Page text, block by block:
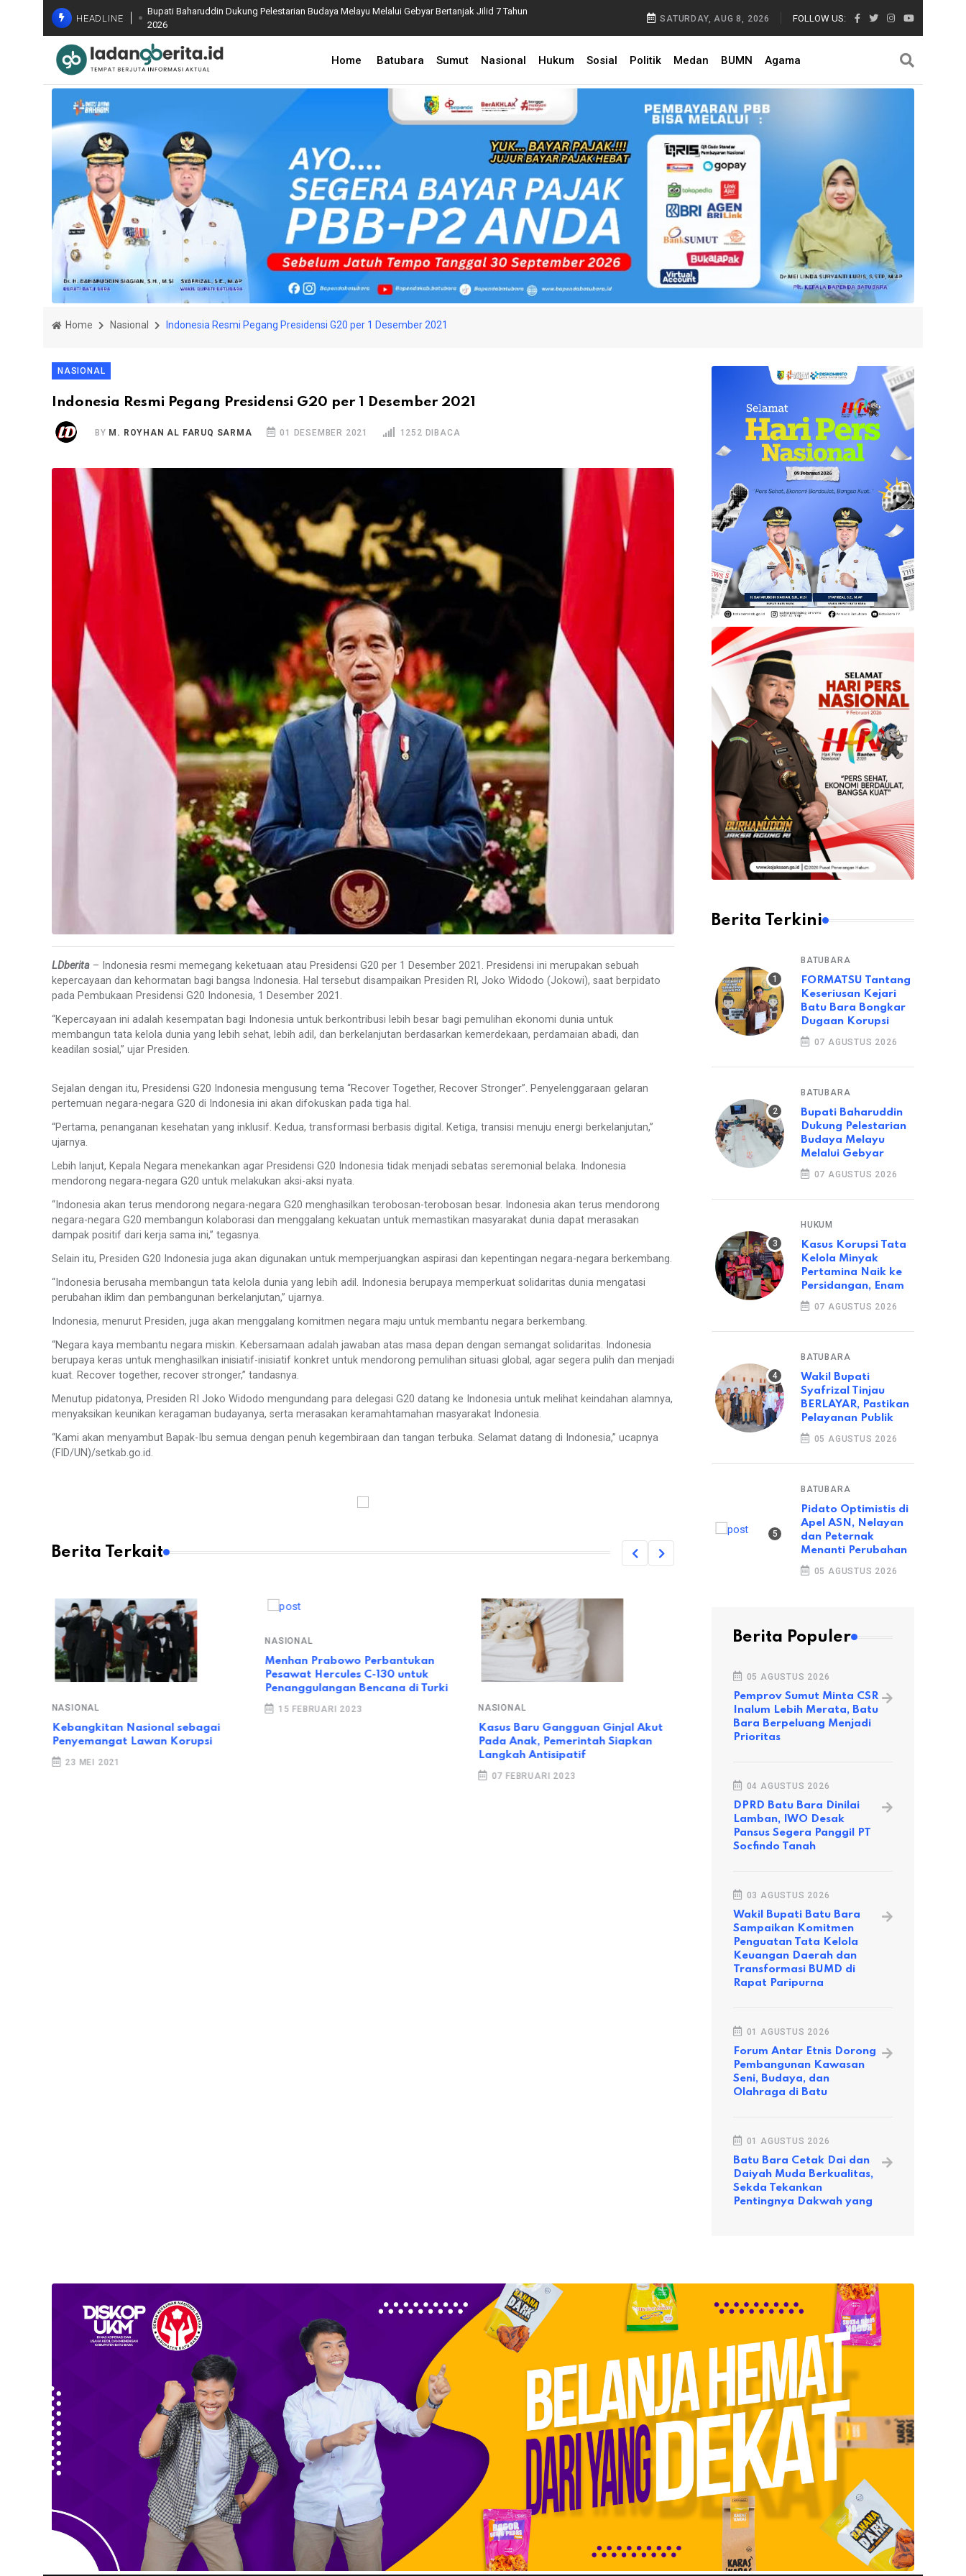
HEADLINE
Bupati Baharuddin Dukung Pelestarian Budaya Melayu Melalui Gebyar Bertanjak Jilid 7 Tahun
2026
Diserahkan ke JPU
Wakil Bupati Syafrizal Tinjau BERLAYAR, Pastikan Pelayanan Publik Hadir hingga Desa
Pidato Optimistis di Apel ASN, Nelayan dan Peternak Menanti Perubahan Nyata
Bapenda Batu Bara Evaluasi Capaian PBB-P2 2026, Perkuat Sinergi Kecamatan dan Desa Demi
Optimalisasi PAD
FORMATSU Tantang Keseriusan Kejari Batu Bara Bongkar Dugaan Korupsi di Dua OPD
SATURDAY, AUG 8, 2026 FOLLOW US:
Home Batubara Sumut Nasional Hukum Sosial Politik Medan BUMN Agama
Home Nasional Indonesia Resmi Pegang Presidensi G20 per 1 Desember 2021
NASIONAL
Indonesia Resmi Pegang Presidensi G20 per 1 Desember 2021
BY M. ROYHAN AL FARUQ SARMA 01 DESEMBER 2021 1252 DIBACA
LDberita – Indonesia resmi memegang keketuaan atau Presidensi G20 per 1 Desember 2021. Presidensi ini merupakan sebuah
kepercayaan dan kehormatan bagi bangsa Indonesia. Hal tersebut disampaikan Presiden RI, Joko Widodo (Jokowi), saat berpidato
pada Pembukaan Presidensi G20 Indonesia, 1 Desember 2021.
“Kepercayaan ini adalah kesempatan bagi Indonesia untuk berkontribusi lebih besar bagi pemulihan ekonomi dunia untuk
membangun tata kelola dunia yang lebih sehat, lebih adil, dan berkelanjutan berdasarkan kemerdekaan, perdamaian abadi, dan
keadilan sosial,” ujar Presiden.
Sejalan dengan itu, Presidensi G20 Indonesia mengusung tema “Recover Together, Recover Stronger”. Penyelenggaraan gelaran
pertemuan negara-negara G20 di Indonesia ini akan difokuskan pada tiga hal.
“Pertama, penanganan kesehatan yang inklusif. Kedua, transformasi berbasis digital. Ketiga, transisi menuju energi berkelanjutan,”
ujarnya.
Lebih lanjut, Kepala Negara menekankan agar Presidensi G20 Indonesia tidak menjadi sebatas seremonial belaka. Indonesia
mendorong negara-negara G20 untuk melakukan aksi-aksi nyata.
“Indonesia akan terus mendorong negara-negara G20 menghasilkan terobosan-terobosan besar. Indonesia akan terus mendorong
negara-negara G20 membangun kolaborasi dan menggalang kekuatan untuk memastikan masyarakat dunia dapat merasakan
dampak positif dari kerja sama ini,” tegasnya.
Selain itu, Presiden G20 Indonesia juga akan digunakan untuk memperjuangkan aspirasi dan kepentingan negara-negara berkembang.
“Indonesia berusaha membangun tata kelola dunia yang lebih adil. Indonesia berupaya memperkuat solidaritas dunia mengatasi
perubahan iklim dan pembangunan berkelanjutan,” ujarnya.
Indonesia, menurut Presiden, juga akan menggalang komitmen negara maju untuk membantu negara berkembang.
“Negara kaya membantu negara miskin. Kebersamaan adalah jawaban atas masa depan dengan semangat solidaritas. Indonesia
berupaya keras untuk menghasilkan inisiatif-inisiatif konkret untuk mendorong pemulihan situasi global, agar segera pulih dan menjadi
kuat. Recover together, recover stronger,” tandasnya.
Menutup pidatonya, Presiden RI Joko Widodo mengundang para delegasi G20 datang ke Indonesia untuk melihat keindahan alamnya,
menyaksikan keunikan keragaman budayanya, serta merasakan keramahtamahan masyarakat Indonesia.
“Kami akan menyambut Bapak-Ibu semua dengan penuh kegembiraan dan tangan terbuka. Selamat datang di Indonesia,” ucapnya
(FID/UN)/setkab.go.id.
Berita Terkait
NASIONAL
Kebangkitan Nasional sebagai
Penyemangat Lawan Korupsi
23 MEI 2021
NASIONAL
Menhan Prabowo Perbantukan
Pesawat Hercules C-130 untuk
Penanggulangan Bencana di Turki
15 FEBRUARI 2023 NASIONAL
Kasus Baru Gangguan Ginjal Akut
Pada Anak, Pemerintah Siapkan
Langkah Antisipatif
07 FEBRUARI 2023
NASIONAL
Kebangkitan Nasional sebagai
Penyemangat Lawan Korupsi
Berita Terkini
BATUBARA
FORMATSU Tantang
Keseriusan Kejari
Batu Bara Bongkar
Dugaan Korupsi
07 AGUSTUS 2026
BATUBARA
Bupati Baharuddin
Dukung Pelestarian
Budaya Melayu
Melalui Gebyar
07 AGUSTUS 2026
HUKUM
Kasus Korupsi Tata
Kelola Minyak
Pertamina Naik ke
Persidangan, Enam
07 AGUSTUS 2026
BATUBARA
Wakil Bupati
Syafrizal Tinjau
BERLAYAR, Pastikan
Pelayanan Publik
05 AGUSTUS 2026
BATUBARA
Pidato Optimistis di
Apel ASN, Nelayan
dan Peternak
Menanti Perubahan
05 AGUSTUS 2026
Berita Populer
05 AGUSTUS 2026
Pemprov Sumut Minta CSR
Inalum Lebih Merata, Batu
Bara Berpeluang Menjadi
Prioritas
04 AGUSTUS 2026
DPRD Batu Bara Dinilai
Lamban, IWO Desak
Pansus Segera Panggil PT
Socfindo Tanah
03 AGUSTUS 2026
Wakil Bupati Batu Bara
Sampaikan Komitmen
Penguatan Tata Kelola
Keuangan Daerah dan
Transformasi BUMD di
Rapat Paripurna
01 AGUSTUS 2026
Forum Antar Etnis Dorong
Pembangunan Kawasan
Seni, Budaya, dan
Olahraga di Batu
01 AGUSTUS 2026
Batu Bara Cetak Dai dan
Daiyah Muda Berkualitas,
Sekda Tekankan
Pentingnya Dakwah yang